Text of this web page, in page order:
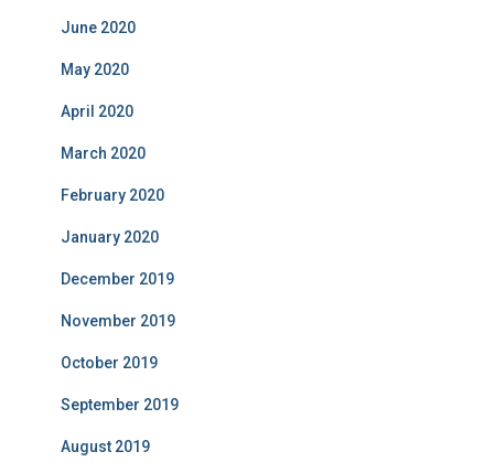
June 2020
May 2020
April 2020
March 2020
February 2020
January 2020
December 2019
November 2019
October 2019
September 2019
August 2019